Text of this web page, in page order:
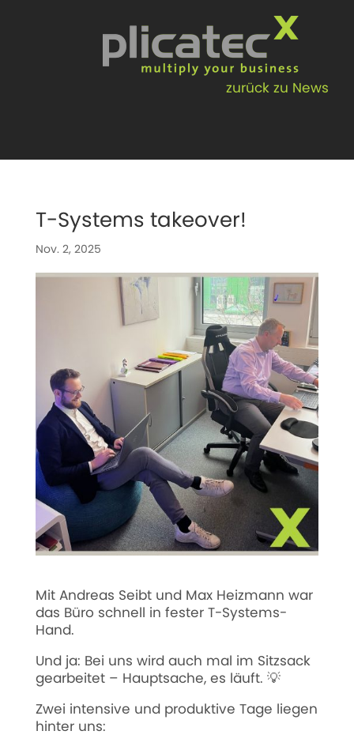
zurück zu News
T-Systems takeover!
Nov. 2, 2025
Mit Andreas Seibt und Max Heizmann war
das Büro schnell in fester T-Systems-
Hand.
Und ja: Bei uns wird auch mal im Sitzsack
gearbeitet – Hauptsache, es läuft. 💡
Zwei intensive und produktive Tage liegen
hinter uns: